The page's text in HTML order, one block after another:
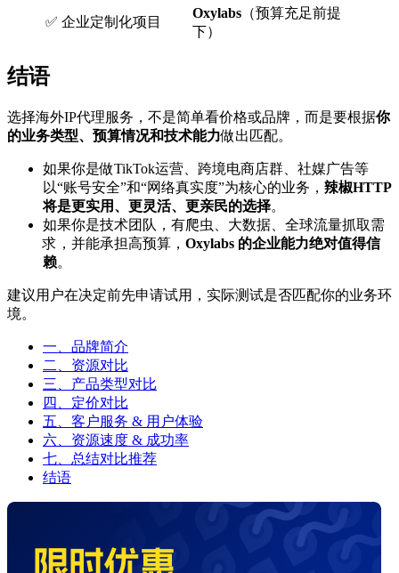
✅ 企业定制化项目
Oxylabs （预算充足前提
下）
结语
选择海外IP代理服务，不是简单看价格或品牌，而是要根据你
的业务类型、预算情况和技术能力做出匹配。
如果你是做TikTok运营、跨境电商店群、社媒广告等
以“账号安全”和“网络真实度”为核心的业务， 辣椒HTTP
将是更实用、更灵活、更亲民的选择。
如果你是技术团队，有爬虫、大数据、全球流量抓取需
求，并能承担高预算， Oxylabs 的企业能力绝对值得信
赖。
建议用户在决定前先申请试用，实际测试是否匹配你的业务环
境。
一、品牌简介
二、资源对比
三、产品类型对比
四、定价对比
五、客户服务 & 用户体验
六、资源速度 & 成功率
七、总结对比推荐
结语